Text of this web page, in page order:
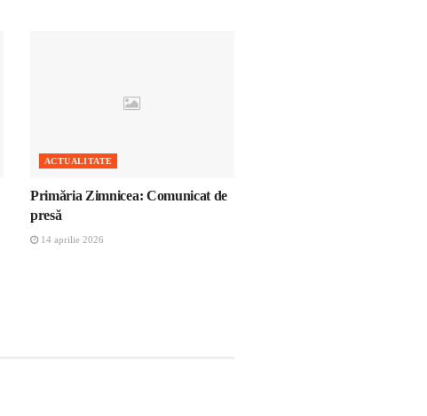
ACTUALITATE
Primăria Zimnicea: Comunicat de
presă
14 aprilie 2026